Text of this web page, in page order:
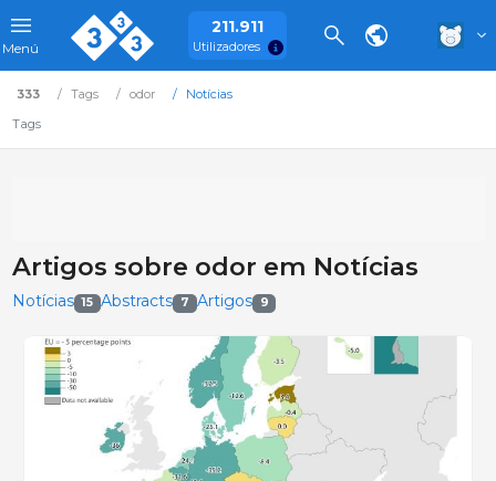
Menú
211.911
Utilizadores
333 Tags odor
Notícias
Tags
Artigos sobre odor em Notícias
Notícias 15 Abstracts 7 Artigos 9